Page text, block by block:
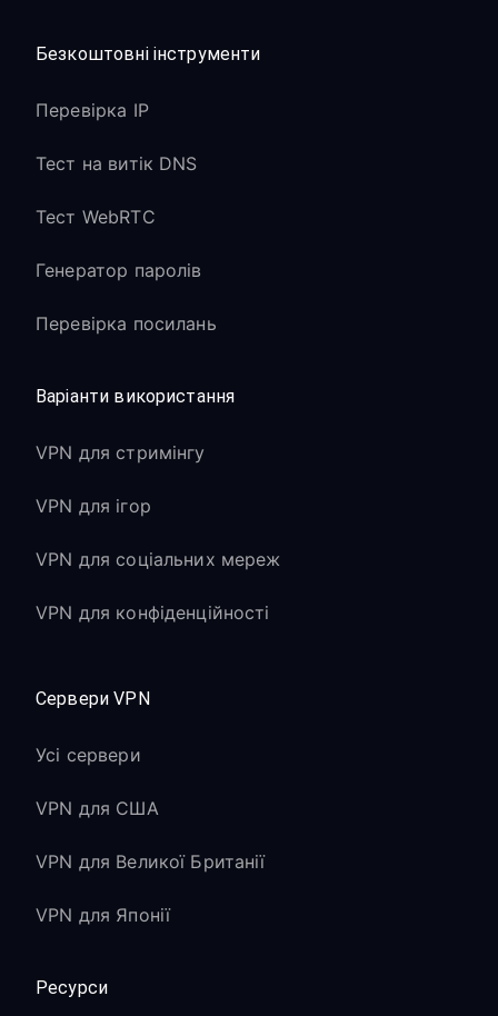
Безкоштовні інструменти
Перевірка IP
Тест на витік DNS
Тест WebRTC
Генератор паролів
Перевірка посилань
Варіанти використання
VPN для стримінгу
VPN для ігор
VPN для соціальних мереж
VPN для конфіденційності
Сервери VPN
Усі сервери
VPN для США
VPN для Великої Британії
VPN для Японії
Ресурси